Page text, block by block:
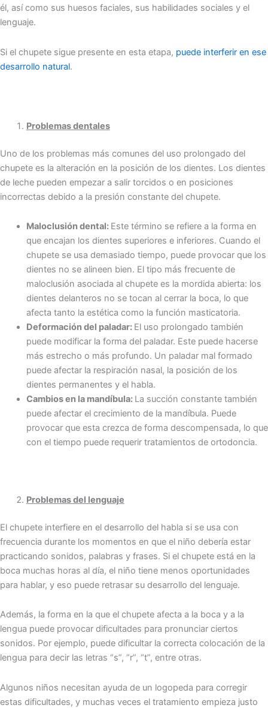
él, así como sus huesos faciales, sus habilidades sociales y el
lenguaje.
Si el chupete sigue presente en esta etapa, puede interferir en ese
desarrollo natural.
Problemas dentales
Uno de los problemas más comunes del uso prolongado del
chupete es la alteración en la posición de los dientes. Los dientes
de leche pueden empezar a salir torcidos o en posiciones
incorrectas debido a la presión constante del chupete.
Maloclusión dental: Este término se refiere a la forma en
que encajan los dientes superiores e inferiores. Cuando el
chupete se usa demasiado tiempo, puede provocar que los
dientes no se alineen bien. El tipo más frecuente de
maloclusión asociada al chupete es la mordida abierta: los
dientes delanteros no se tocan al cerrar la boca, lo que
afecta tanto la estética como la función masticatoria.
Deformación del paladar: El uso prolongado también
puede modificar la forma del paladar. Este puede hacerse
más estrecho o más profundo. Un paladar mal formado
puede afectar la respiración nasal, la posición de los
dientes permanentes y el habla.
Cambios en la mandíbula: La succión constante también
puede afectar el crecimiento de la mandíbula. Puede
provocar que esta crezca de forma descompensada, lo que
con el tiempo puede requerir tratamientos de ortodoncia.
Problemas del lenguaje
El chupete interfiere en el desarrollo del habla si se usa con
frecuencia durante los momentos en que el niño debería estar
practicando sonidos, palabras y frases. Si el chupete está en la
boca muchas horas al día, el niño tiene menos oportunidades
para hablar, y eso puede retrasar su desarrollo del lenguaje.
Además, la forma en la que el chupete afecta a la boca y a la
lengua puede provocar dificultades para pronunciar ciertos
sonidos. Por ejemplo, puede dificultar la correcta colocación de la
lengua para decir las letras “s”, “r”, “t”, entre otras.
Algunos niños necesitan ayuda de un logopeda para corregir
estas dificultades, y muchas veces el tratamiento empieza justo